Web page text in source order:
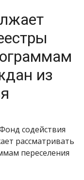
из
содействия
рассматривать
переселения